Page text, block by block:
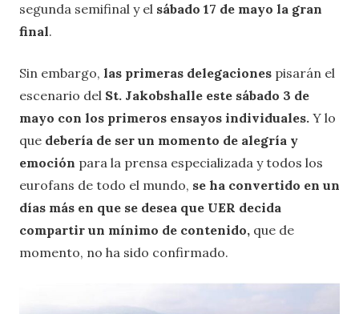
segunda semifinal y el sábado 17 de mayo la gran
final.
Sin embargo, las primeras delegaciones pisarán el
escenario del St. Jakobshalle este sábado 3 de
mayo con los primeros ensayos individuales. Y lo
que debería de ser un momento de alegría y
emoción para la prensa especializada y todos los
eurofans de todo el mundo, se ha convertido en un
días más en que se desea que UER decida
compartir un mínimo de contenido, que de
momento, no ha sido confirmado.